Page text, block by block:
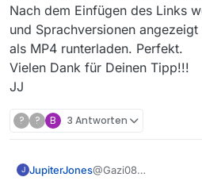
Nach dem Einfügen des Links
und Sprachversionen
als MP4 runterladen. Perfekt.
Vielen Dank für Deinen Tipp!!!
JJ
? ? B 3 Antworten
J JupiterJones@Gazi08